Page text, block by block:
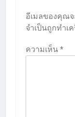
อีเมลของคุณ
จำเป็นถูกทำเ
ความเห็น *